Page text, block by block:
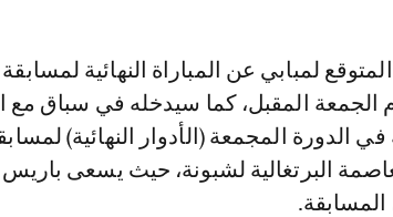
لمبابي عن المباراة النهائية
الجمعة المقبل، كما سيدخله في سباق مع
الدورة المجمعة (الأدوار النهائية)
البرتغالية لشبونة، حيث يسعى